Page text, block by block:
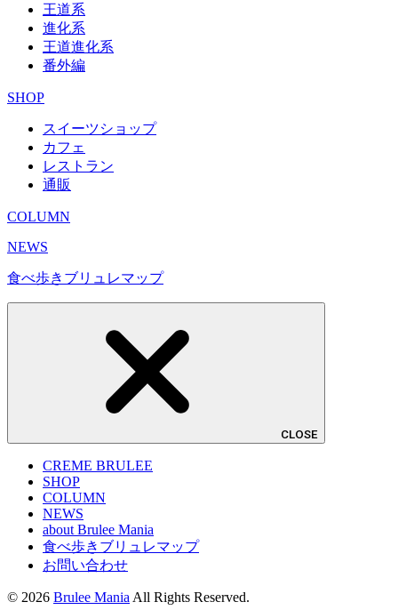
王道系
進化系
王道進化系
番外編
SHOP
スイーツショップ
カフェ
レストラン
通販
COLUMN
NEWS
食べ歩きブリュレマップ
CLOSE
CREME BRULEE
SHOP
COLUMN
NEWS
about Brulee Mania
食べ歩きブリュレマップ
お問い合わせ
© 2026 Brulee Mania All Rights Reserved.